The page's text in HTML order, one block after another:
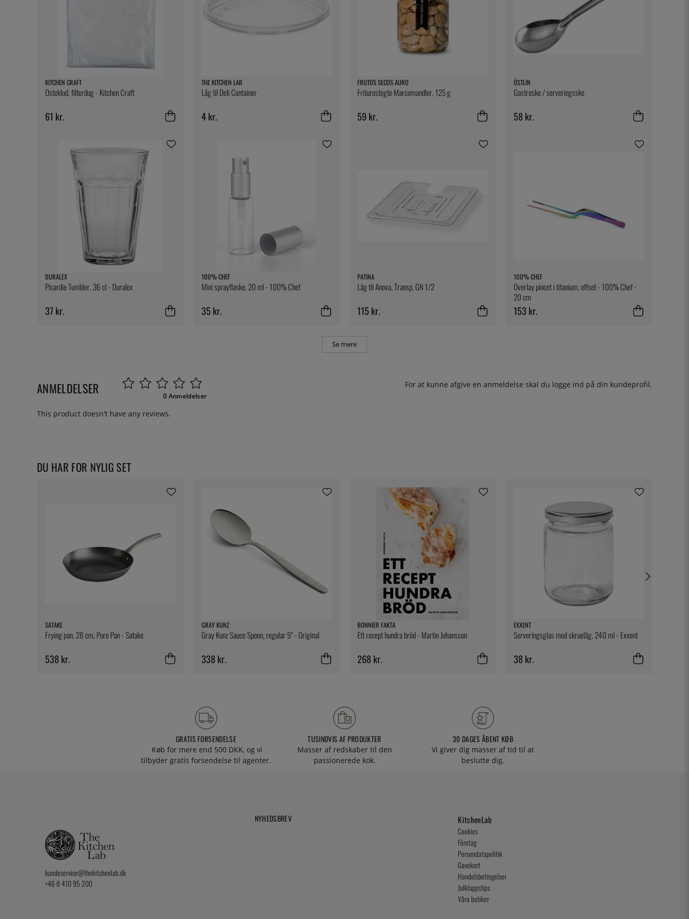
KITCHEN CRAFT
Osteklud, filterdug - Kitchen Craft
61 kr.
THE KITCHEN LAB
Låg til Deli Container
4 kr.
FRUTOS SECOS AURO
Friturestegte Marcomandler, 125 g
59 kr.
ÖSTLIN
Gastroske / serveringsske
58 kr.
DURALEX
Picardie Tumbler, 36 cl - Duralex
37 kr.
100% CHEF
Mini sprayflaske, 20 ml - 100% Chef
35 kr.
PATINA
Låg til Anova, Transp, GN 1/2
115 kr.
100% CHEF
Overlay pincet i titanium, offset - 100% Chef -
20 cm
153 kr.
Se mere
ANMELDELSER 0 Anmeldelser
For at kunne afgive en anmeldelse skal du logge ind på din kundeprofil.
This product doesn't have any reviews.
DU HAR FOR NYLIG SET
SATAKE
Frying pan, 28 cm, Pure Pan - Satake
538 kr.
GRAY KUNZ
Gray Kunz Sauce Spoon, regular 9" - Original
338 kr.
BONNIER FAKTA
Ett recept hundra bröd - Martin Johansson
268 kr.
EXXENT
Serveringsglas med skruelåg, 240 ml - Exxent
38 kr.
GRATIS FORSENDELSE
Køb for mere end 500 DKK, og vi
tilbyder gratis forsendelse til agenter.
TUSINDVIS AF PRODUKTER
Masser af redskaber til den
passionerede kok.
30 DAGES ÅBENT KØB
Vi giver dig masser af tid til at
beslutte dig.
kundeservice@thekitchenlab.dk
+46 8 410 95 200
NYHEDSBREV KitchenLab
Cookies
Företag
Persondatapolitik
Gavekort
Handelsbetingelser
Julklappstips
Våra butiker